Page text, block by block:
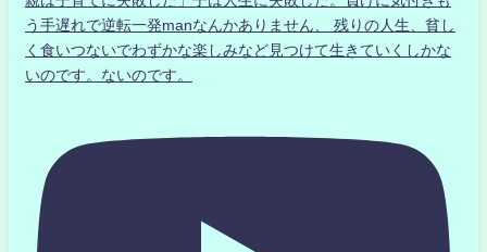
う手遅れで逆転一発manなんかありません、 残りの人生、貧し
く食いつないでわずかな楽しみなど見つけて生きていくしかな
いのです。ないのです。